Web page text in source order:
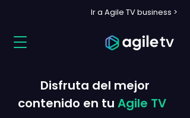
Ir a Agile TV business >
Disfruta del mejor
contenido en tu Agile TV